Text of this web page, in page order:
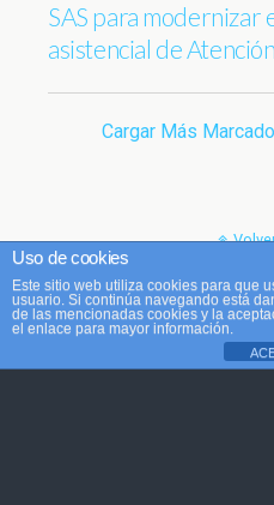
SAS para modernizar
asistencial de
Cargar Más
Móvil
Uso de cookies
Este sitio web utiliza cookies para que
usuario. Si continúa navegando está
de las mencionadas cookies y la
el enlace para mayor información.